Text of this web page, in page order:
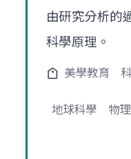
由研究分析的
科學原理。
美學教育
地球科學 物理